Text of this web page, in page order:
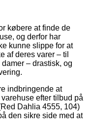
købere at finde de
og derfor har
kunne slippe for at
af deres varer – til
– drastisk, og
indbringende at
efter tilbud på
Dahlia 4555, 104)
den sikre side med at